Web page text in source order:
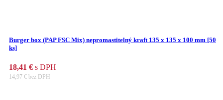
Burger box (PAP FSC Mix) nepromastitelný kraft 135 x 135 x 100 mm [50
ks]
18,41 € s DPH
14,97 € bez DPH